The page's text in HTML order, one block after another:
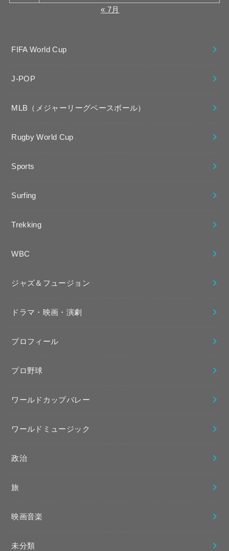
« 7月
FIFA World Cup
J-POP
MLB（メジャーリーグベースボール）
Rugby World Cup
Sports
Surfing
Trekking
WBC
ジャズ＆フュージョン
ドラマ・映画・演劇
プロフィール
プロ野球
ワールドカップバレー
ワールドミュージック
政治
旅
映画音楽
未分類